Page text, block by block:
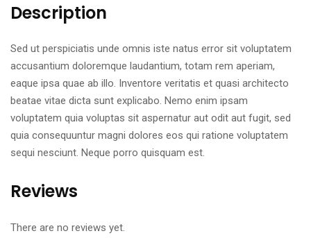
Description
Sed ut perspiciatis unde omnis iste natus error sit voluptatem
accusantium doloremque laudantium, totam rem aperiam,
eaque ipsa quae ab illo. Inventore veritatis et quasi architecto
beatae vitae dicta sunt explicabo. Nemo enim ipsam
voluptatem quia voluptas sit aspernatur aut odit aut fugit, sed
quia consequuntur magni dolores eos qui ratione voluptatem
sequi nesciunt. Neque porro quisquam est.
Reviews
There are no reviews yet.